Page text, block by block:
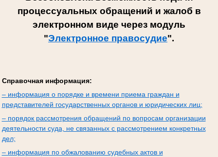
процессуальных обращений и жалоб в
электронном виде через модуль
"Электронное правосудие".
Справочная информация:
– информация о порядке и времени приема граждан и
представителей государственных органов и юридических лиц;
– порядок рассмотрения обращений по вопросам организации
деятельности суда, не связанных с рассмотрением конкретных
дел;
– информация по обжалованию судебных актов и